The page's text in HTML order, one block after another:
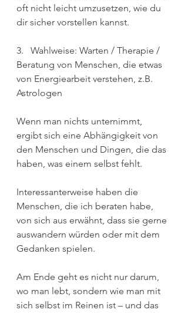
oft nicht leicht umzusetzen, wie du
dir sicher vorstellen kannst.
3.   Wahlweise: Warten / Therapie /
Beratung von Menschen, die etwas
von Energiearbeit verstehen, z.B.
Astrologen
Wenn man nichts unternimmt,
ergibt sich eine Abhängigkeit von
den Menschen und Dingen, die das
haben, was einem selbst fehlt.
Interessanterweise haben die
Menschen, die ich beraten habe,
von sich aus erwähnt, dass sie gerne
auswandern würden oder mit dem
Gedanken spielen.
Am Ende geht es nicht nur darum,
wo man lebt, sondern wie man mit
sich selbst im Reinen ist – und das